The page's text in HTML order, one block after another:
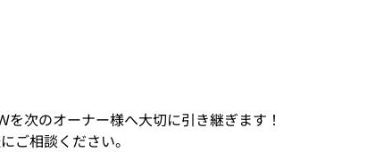
を次のオーナー様へ大切に引き継ぎます！
相談ください。